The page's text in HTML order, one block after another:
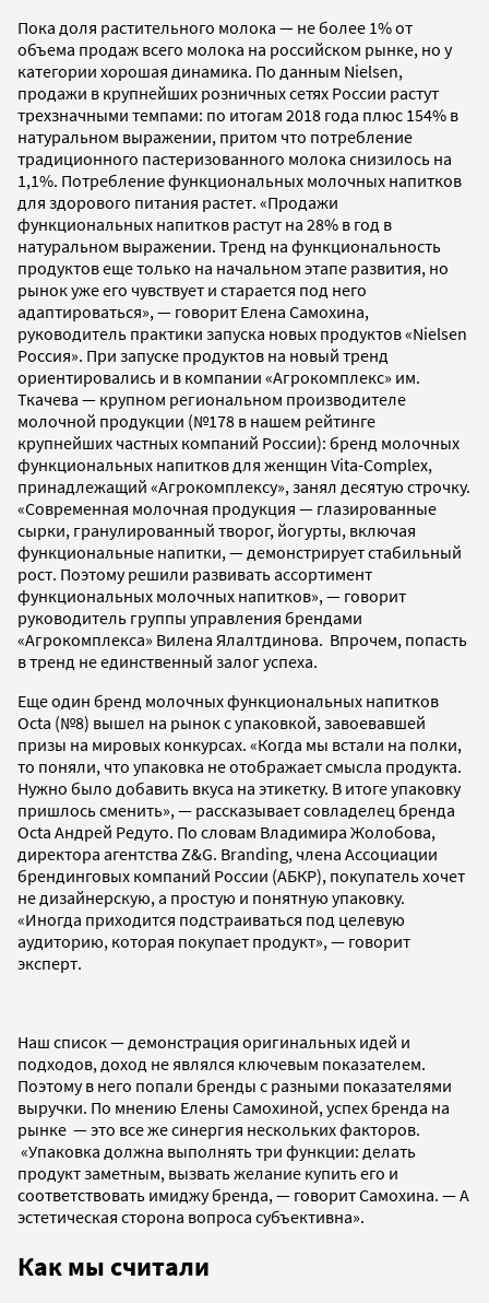
Пока доля растительного молока — не более 1% от
объема продаж всего молока на российском рынке, но у
категории хорошая динамика. По данным Nielsen,
продажи в крупнейших розничных сетях России растут
трехзначными темпами: по итогам 2018 года плюс 154% в
натуральном выражении, притом что потребление
традиционного пастеризованного молока снизилось на
1,1%. Потребление функциональных молочных напитков
для здорового питания растет. «Продажи
функциональных напитков растут на 28% в год в
натуральном выражении. Тренд на функциональность
продуктов еще только на начальном этапе развития, но
рынок уже его чувствует и старается под него
адаптироваться», — говорит Елена Самохина,
руководитель практики запуска новых продуктов «Nielsen
Россия». При запуске продуктов на новый тренд
ориентировались и в компании «Агрокомплекс» им.
Ткачева — крупном региональном производителе
молочной продукции (№178 в нашем рейтинге
крупнейших частных компаний России): бренд молочных
функциональных напитков для женщин Vita-Complex,
принадлежащий «Агрокомплексу», занял десятую строчку.
«Современная молочная продукция — глазированные
сырки, гранулированный творог, йогурты, включая
функциональные напитки, — демонстрирует стабильный
рост. Поэтому решили развивать ассортимент
функциональных молочных напитков», — говорит
руководитель группы управления брендами
«Агрокомплекса» Вилена Ялалтдинова. Впрочем, попасть
в тренд не единственный залог успеха.
Еще один бренд молочных функциональных напитков
Octa (№8) вышел на рынок с упаковкой, завоевавшей
призы на мировых конкурсах. «Когда мы встали на полки,
то поняли, что упаковка не отображает смысла продукта.
Нужно было добавить вкуса на этикетку. В итоге упаковку
пришлось сменить», — рассказывает совладелец бренда
Octa Андрей Редуто. По словам Владимира Жолобова,
директора агентства Z&G. Branding, члена Ассоциации
брендинговых компаний России (АБКР), покупатель хочет
не дизайнерскую, а простую и понятную упаковку.
«Иногда приходится подстраиваться под целевую
аудиторию, которая покупает продукт», — говорит
эксперт.
Наш список — демонстрация оригинальных идей и
подходов, доход не являлся ключевым показателем.
Поэтому в него попали бренды с разными показателями
выручки. По мнению Елены Самохиной, успех бренда на
рынке — это все же синергия нескольких факторов.
«Упаковка должна выполнять три функции: делать
продукт заметным, вызвать желание купить его и
соответствовать имиджу бренда, — говорит Самохина. — А
эстетическая сторона вопроса субъективна».
Как мы считали